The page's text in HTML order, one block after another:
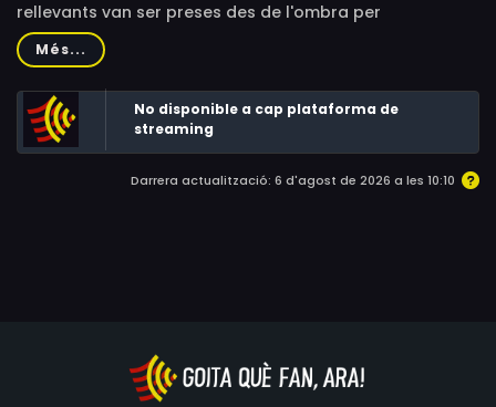
rellevants van ser preses des de l'ombra per
carismàtiques, proactives i complexes Primeres Dames.
Un paper fins ara poc accessible a lopinió pública. La
primera temporada d'aquesta sèrie fa una ullada
després de la cortina per endinsar-se en la vida
personal i política d'Eleanor Roosevelt, Betty Ford i
Michele Obama, així com les de les seves famílies,
la Casa Blanca poguessin parlar.
Més...
No disponible a cap plataforma de
streaming
Darrera actualització: 6 d'agost de 2026 a les 10:10